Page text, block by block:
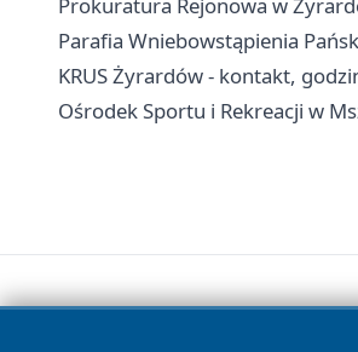
Parafia Wniebowstąpienia
KRUS Żyrardów - kontakt,
Ośrodek Sportu i Rekreacji w